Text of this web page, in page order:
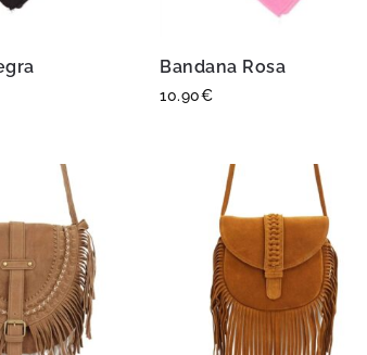
Bandana Rosa
10.90€